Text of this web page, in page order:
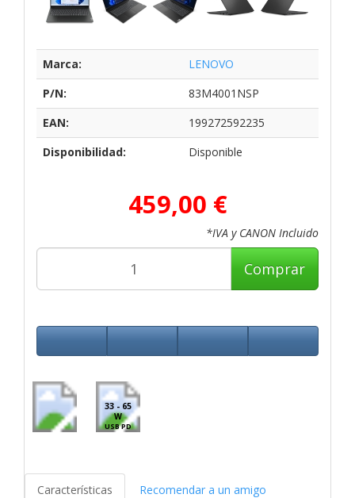
Marca:
LENOVO
P/N:
83M4001NSP
EAN:
199272592235
Disponibilidad:
Disponible
459,00 €
*IVA y CANON Incluido
Comprar
33 - 65
W
USB PD
Características Recomendar a un amigo